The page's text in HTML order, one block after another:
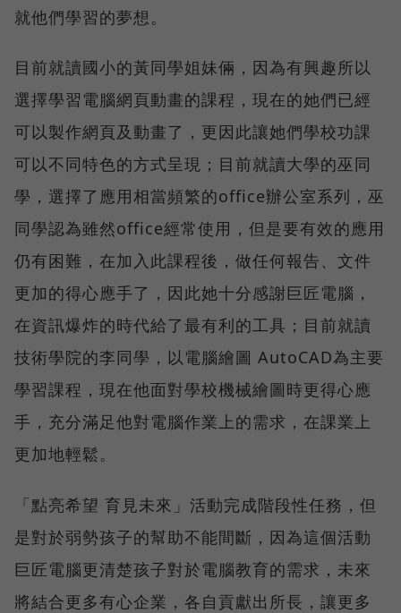
就他們學習的夢想。
目前就讀國小的黃同學姐妹倆，因為有興趣所以
選擇學習電腦網頁動畫的課程，現在的她們已經
可以製作網頁及動畫了，更因此讓她們學校功課
可以不同特色的方式呈現；目前就讀大學的巫同
學，選擇了應用相當頻繁的office辦公室系列，巫
同學認為雖然office經常使用，但是要有效的應用
仍有困難，在加入此課程後，做任何報告、文件
更加的得心應手了，因此她十分感謝巨匠電腦，
在資訊爆炸的時代給了最有利的工具；目前就讀
技術學院的李同學，以電腦繪圖 AutoCAD為主要
學習課程，現在他面對學校機械繪圖時更得心應
手，充分滿足他對電腦作業上的需求，在課業上
更加地輕鬆。
「點亮希望 育見未來」活動完成階段性任務，但
是對於弱勢孩子的幫助不能間斷，因為這個活動
巨匠電腦更清楚孩子對於電腦教育的需求，未來
將結合更多有心企業，各自貢獻出所長，讓更多